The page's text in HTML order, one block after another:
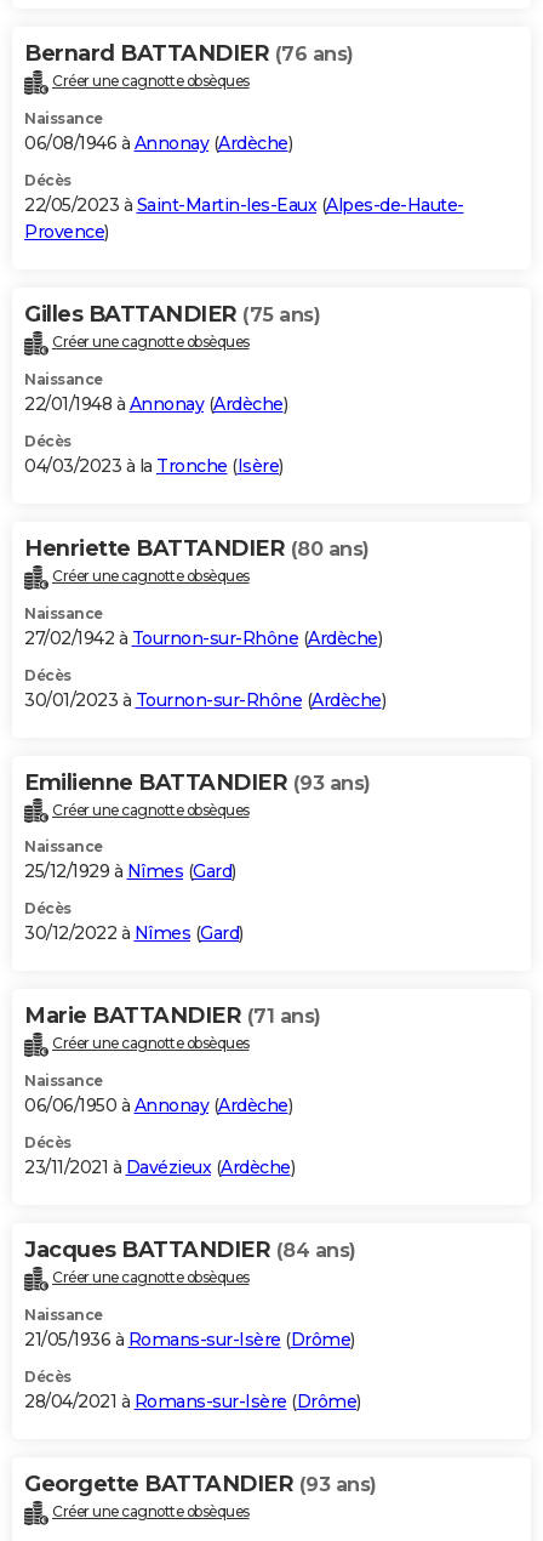
Bernard BATTANDIER (76 ans)
Créer une cagnotte obsèques
Naissance
06/08/1946 à Annonay(Ardèche)
Décès
22/05/2023 à Saint-Martin-les-Eaux(Alpes-de-Haute-
Provence)
Gilles BATTANDIER (75 ans)
Créer une cagnotte obsèques
Naissance
22/01/1948 à Annonay(Ardèche)
Décès
04/03/2023 à la Tronche (Isère)
Henriette BATTANDIER (80 ans)
Créer une cagnotte obsèques
Naissance
27/02/1942 à Tournon-sur-Rhône (Ardèche)
Décès
30/01/2023 à Tournon-sur-Rhône (Ardèche)
Emilienne BATTANDIER (93 ans)
Créer une cagnotte obsèques
Naissance
25/12/1929 à Nîmes (Gard)
Décès
30/12/2022 à Nîmes (Gard)
Marie BATTANDIER (71 ans)
Créer une cagnotte obsèques
Naissance
06/06/1950 à Annonay(Ardèche)
Décès
23/11/2021 à Davézieux(Ardèche)
Jacques BATTANDIER (84 ans)
Créer une cagnotte obsèques
Naissance
21/05/1936 à Romans-sur-Isère (Drôme)
Décès
28/04/2021 à Romans-sur-Isère (Drôme)
Georgette BATTANDIER (93 ans)
Créer une cagnotte obsèques